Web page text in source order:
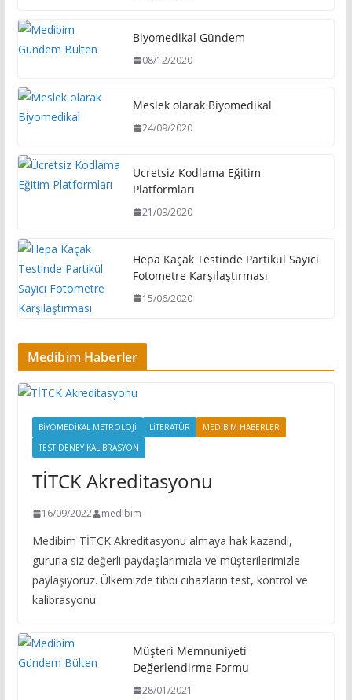
Biyomedikal Gündem
08/12/2020
Meslek olarak Biyomedikal
24/09/2020
Ücretsiz Kodlama Eğitim
Platformları
21/09/2020
Hepa Kaçak Testinde Partikül Sayıcı
Fotometre Karşılaştırması
15/06/2020
Medibim Haberler
BIYOMEDIKAL METROLOJI LITERATÜR
MEDIBIM HABERLER
TEST DENEY KALIBRASYON
TİTCK Akreditasyonu
16/09/2022 medibim
Medibim TİTCK Akreditasyonu almaya hak kazandı,
gururla siz değerli paydaşlarımızla ve müşterilerimizle
paylaşıyoruz. Ülkemizde tıbbi cihazların test, kontrol ve
kalibrasyonu
Müşteri Memnuniyeti
Değerlendirme Formu
28/01/2021